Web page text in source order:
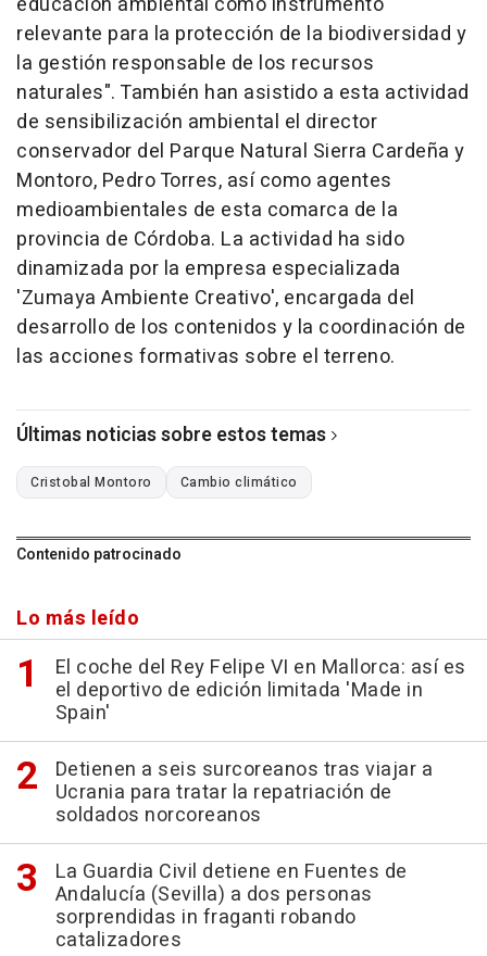
relevante para la protección de la biodiversidad y
la gestión responsable de los recursos
naturales". También han asistido a esta actividad
de sensibilización ambiental el director
conservador del Parque Natural Sierra Cardeña y
Montoro, Pedro Torres, así como agentes
medioambientales de esta comarca de la
provincia de Córdoba. La actividad ha sido
dinamizada por la empresa especializada
'Zumaya Ambiente Creativo', encargada del
desarrollo de los contenidos y la coordinación de
las acciones formativas sobre el terreno.
Últimas noticias sobre estos temas
Cristobal Montoro Cambio climático
Contenido patrocinado
Lo más leído
El coche del Rey Felipe VI en Mallorca: así es
el deportivo de edición limitada 'Made in
Spain'
Detienen a seis surcoreanos tras viajar a
Ucrania para tratar la repatriación de
soldados norcoreanos
La Guardia Civil detiene en Fuentes de
Andalucía (Sevilla) a dos personas
sorprendidas in fraganti robando
catalizadores